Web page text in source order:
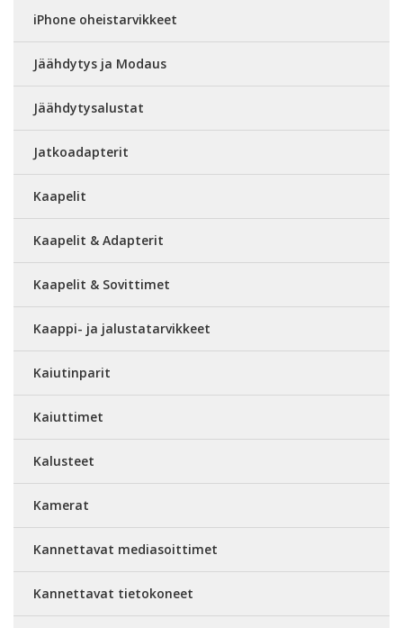
iPhone oheistarvikkeet
Jäähdytys ja Modaus
Jäähdytysalustat
Jatkoadapterit
Kaapelit
Kaapelit & Adapterit
Kaapelit & Sovittimet
Kaappi- ja jalustatarvikkeet
Kaiutinparit
Kaiuttimet
Kalusteet
Kamerat
Kannettavat mediasoittimet
Kannettavat tietokoneet